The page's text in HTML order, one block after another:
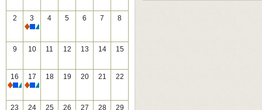
2
3
休館
4 5 6 7 8
9 10 11 12 13 14 15
16
休館
17
休館
18 19 20 21 22
23 24 25 26 27 28 29